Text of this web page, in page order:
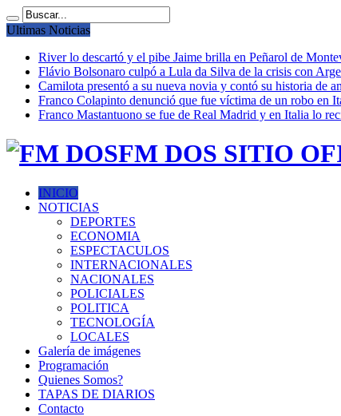
Ultimas Noticias
River lo descartó y el pibe Jaime brilla en Peñarol de
Flávio Bolsonaro culpó a Lula da Silva de la crisis con
Camilota presentó a su nueva novia y contó su historia de
Franco Colapinto denunció que fue víctima de un robo en
Franco Mastantuono se fue de Real Madrid y en Italia lo
FM DOS SITIO
INICIO
NOTICIAS
DEPORTES
ECONOMIA
ESPECTACULOS
INTERNACIONALES
NACIONALES
POLICIALES
POLITICA
TECNOLOGÍA
LOCALES
Galería de imágenes
Programación
Quienes Somos?
TAPAS DE DIARIOS
Contacto